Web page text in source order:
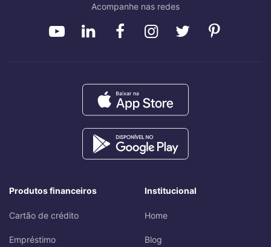
Acompanhe nas redes
Produtos financeiros
Cartão de crédito
Empréstimo
Institucional
Home
Blog